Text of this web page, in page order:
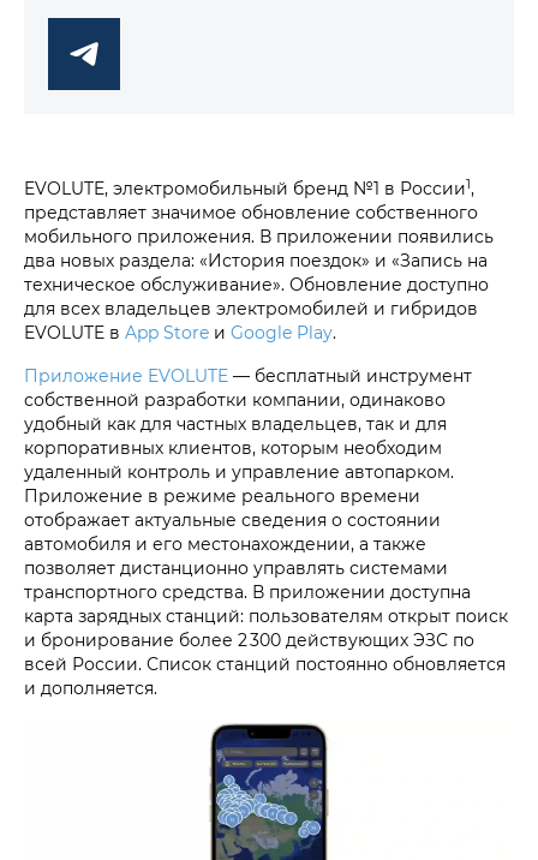
EVOLUTE, электромобильный бренд №1 в России1,
представляет значимое обновление собственного
мобильного приложения. В приложении появились
два новых раздела: «История поездок» и «Запись на
техническое обслуживание». Обновление доступно
для всех владельцев электромобилей и гибридов
EVOLUTE в App Store и Google Play.
Приложение EVOLUTE — бесплатный инструмент
собственной разработки компании, одинаково
удобный как для частных владельцев, так и для
корпоративных клиентов, которым необходим
удаленный контроль и управление автопарком.
Приложение в режиме реального времени
отображает актуальные сведения о состоянии
автомобиля и его местонахождении, а также
позволяет дистанционно управлять системами
транспортного средства. В приложении доступна
карта зарядных станций: пользователям открыт поиск
и бронирование более 2 300 действующих ЭЗС по
всей России. Список станций постоянно обновляется
и дополняется.